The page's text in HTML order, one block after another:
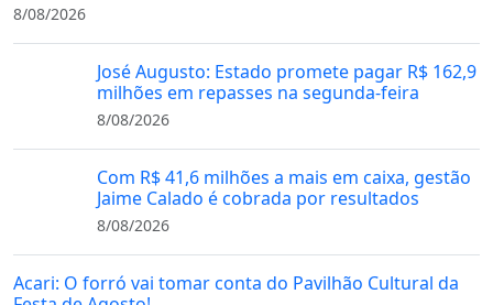
8/08/2026
José Augusto: Estado promete pagar R$ 162,9
milhões em repasses na segunda-feira
8/08/2026
Com R$ 41,6 milhões a mais em caixa, gestão
Jaime Calado é cobrada por resultados
8/08/2026
Acari: O forró vai tomar conta do Pavilhão Cultural da